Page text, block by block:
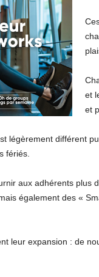
et
et
légèrement différent
fériés.
aux adhérents plus
également des «
leur expansion : de